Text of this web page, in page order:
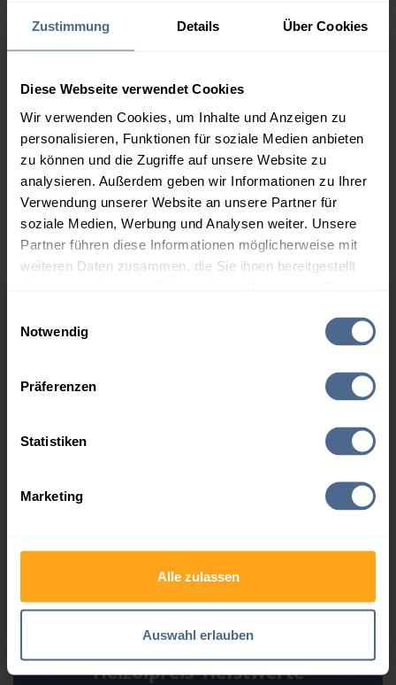
Zustimmung Details Über Cookies
Diese Webseite verwendet Cookies
Wir verwenden Cookies, um Inhalte und Anzeigen zu
personalisieren, Funktionen für soziale Medien anbieten
zu können und die Zugriffe auf unsere Website zu
analysieren. Außerdem geben wir Informationen zu Ihrer
Verwendung unserer Website an unsere Partner für
soziale Medien, Werbung und Analysen weiter. Unsere
Partner führen diese Informationen möglicherweise mit
weiteren Daten zusammen, die Sie ihnen bereitgestellt
Notwendig
Präferenzen
Statistiken
Marketing
Alle zulassen
Auswahl erlauben
159,63 €
5.000 Liter
158,11 €
158,11 €
Preise für Heizöl in Standardqualität nach Ö-Norm C 1109 in € / 100
Liter inkl. MwSt. und Lieferung bei einer Lieferstelle.
Höchst- und Tiefststände der
Datum
Heizölpreis-Tiefstwerte